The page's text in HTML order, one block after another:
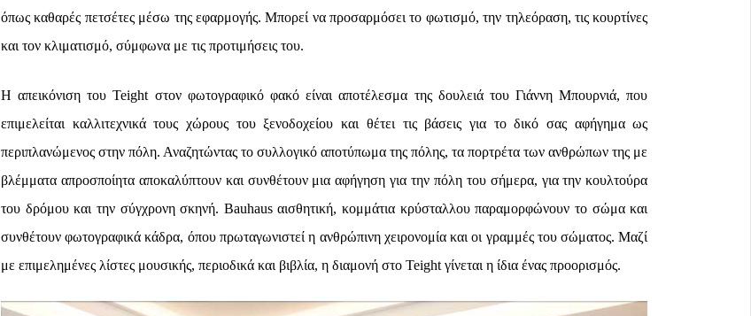
όπως καθαρές πετσέτες μέσω της εφαρμογής. Μπορεί να προσαρμόσει το φωτισμό, την τηλεόραση, τις κουρτίνες
και τον κλιματισμό, σύμφωνα με τις προτιμήσεις του.
Η απεικόνιση του Teight στον φωτογραφικό φακό είναι αποτέλεσμα της δουλειά του Γιάννη Μπουρνιά, που
επιμελείται καλλιτεχνικά τους χώρους του ξενοδοχείου και θέτει τις βάσεις για το δικό σας αφήγημα ως
περιπλανώμενος στην πόλη. Αναζητώντας το συλλογικό αποτύπωμα της πόλης, τα πορτρέτα των ανθρώπων της με
βλέμματα απροσποίητα αποκαλύπτουν και συνθέτουν μια αφήγηση για την πόλη του σήμερα, για την κουλτούρα
του δρόμου και την σύγχρονη σκηνή. Bauhaus αισθητική, κομμάτια κρύσταλλου παραμορφώνουν το σώμα και
συνθέτουν φωτογραφικά κάδρα, όπου πρωταγωνιστεί η ανθρώπινη χειρονομία και οι γραμμές του σώματος. Μαζί
με επιμελημένες λίστες μουσικής, περιοδικά και βιβλία, η διαμονή στο Teight γίνεται η ίδια ένας προορισμός.